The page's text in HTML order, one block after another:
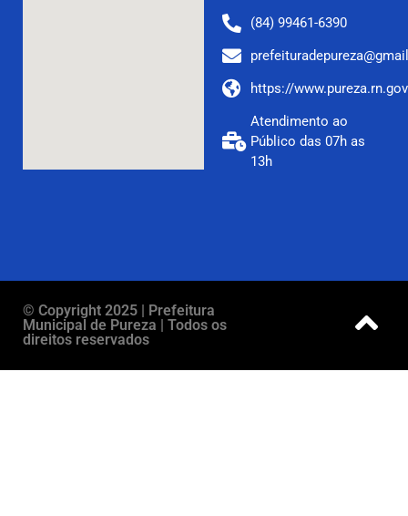
(84) 99461-6390
https://
Atendimento ao
Público das 07h as
13h
© Copyright 2025 | Prefeitura
Municipal de Pureza | Todos os
direitos reservados